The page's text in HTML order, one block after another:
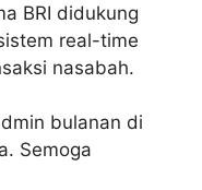
BRI didukung
real-time
nasabah.
bulanan di
Semoga